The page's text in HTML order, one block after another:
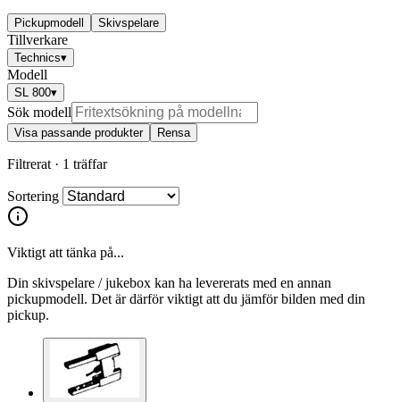
Pickupmodell Skivspelare
Tillverkare
Technics▾
Modell
SL 800▾
Sök modell
Visa passande produkter Rensa
Filtrerat · 1 träffar
Sortering
Viktigt att tänka på...
Din skivspelare / jukebox kan ha levererats med en annan
pickupmodell. Det är därför viktigt att du jämför bilden med din
pickup.